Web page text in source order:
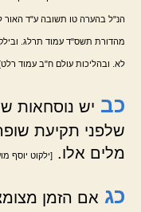
הנ"ל בהערה טו תשובה ע"ד האור
מהדורת תשס"ד עמוד תרלג.
לא. ובהליכות עולם ח"ב עמוד
כב יש נוסחאות
שלפני תקיעת
מלים אלו. [ילקוט יוסף
כג אם הזמן